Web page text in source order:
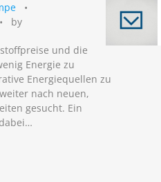
•
by
und die
Energie zu
Energiequellen zu
nach neuen,
gesucht. Ein